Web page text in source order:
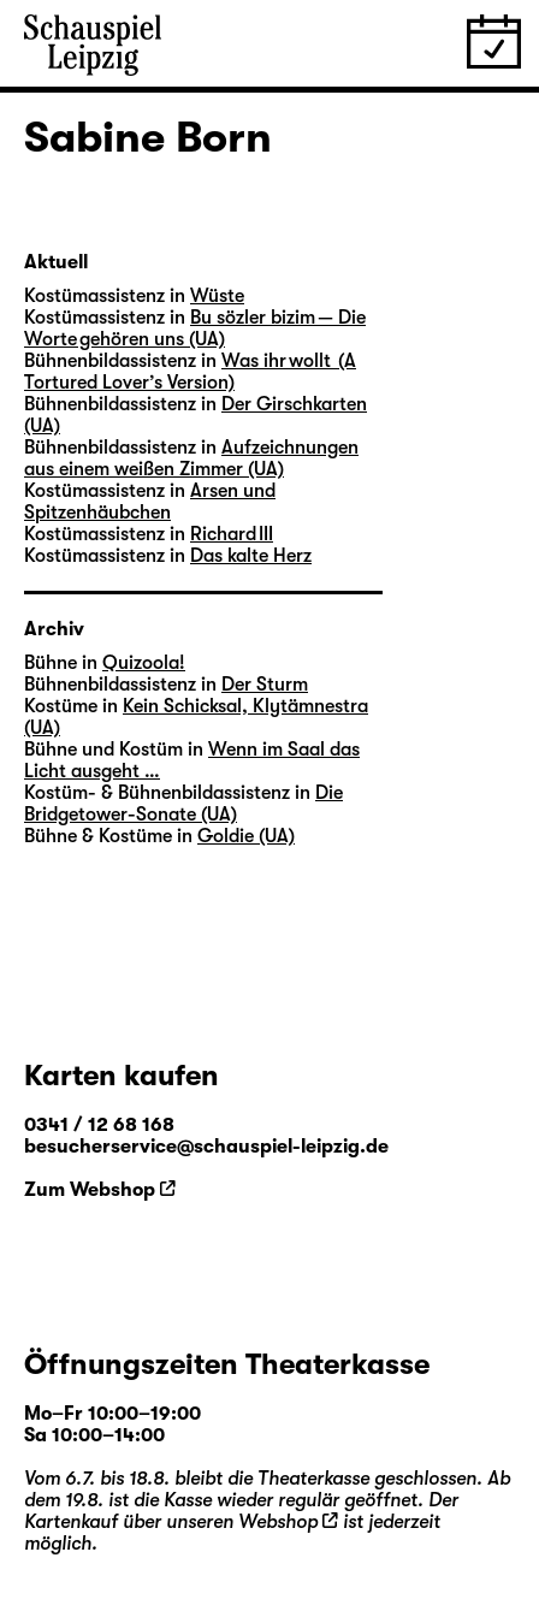
Sabine Born
Aktuell
Kostümassistenz in Wüste
Kostümassistenz in Bu sözler bizim — Die
Worte gehören uns (UA)
Bühnenbildassistenz in Was ihr wollt (A
Tortured Lover’s Version)
Bühnenbildassistenz in Der Girschkarten
(UA)
Bühnenbildassistenz in Aufzeichnungen
aus einem weißen Zimmer (UA)
Kostümassistenz in Arsen und
Spitzenhäubchen
Kostümassistenz in Richard III
Kostümassistenz in Das kalte Herz
Archiv
Bühne in Quizoola!
Bühnenbildassistenz in Der Sturm
Kostüme in Kein Schicksal, Klytämnestra
(UA)
Bühne und Kostüm in Wenn im Saal das
Licht ausgeht …
Kostüm- & Bühnenbildassistenz in Die
Bridgetower-Sonate (UA)
Bühne & Kostüme in Goldie (UA)
Karten kaufen
0341 / 12 68 168
besucherservice@schauspiel-leipzig.de
Zum Webshop
Öffnungszeiten Theaterkasse
Mo–Fr 10:00–19:00
Sa 10:00–14:00
Vom 6.7. bis 18.8. bleibt die Theaterkasse geschlossen. Ab
dem 19.8. ist die Kasse wieder regulär geöffnet. Der
Kartenkauf über unseren Webshop
ist jederzeit
möglich.